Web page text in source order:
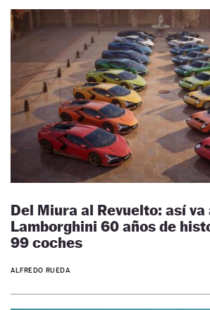
Del Miura al Revuelto: así va
Lamborghini 60 años de
99 coches
ALFREDO RUEDA